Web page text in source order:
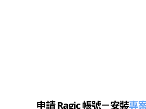
申請 Ragic 帳號－安裝專